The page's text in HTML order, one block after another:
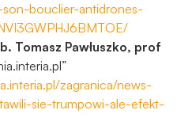
bouclier-antidrones-
Tomasz Pawłuszko, prof
zagranica/news-
sie-trumpowi-ale-efekt-